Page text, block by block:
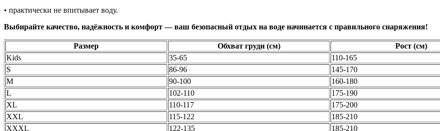
• практически не впитывает воду.
Выбирайте качество, надёжность и комфорт — ваш безопасный отдых на воде начинается с правильного снаряжения!
Размер Обхват груди (см)
Рост (см)
Kids
35-65
110-165
S
86-96
145-170
M
90-100
160-180
L
102-110
175-190
XL
110-117
175-200
XXL
115-122
185-210
XXXL
122-135 185-210